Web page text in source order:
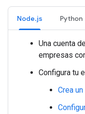
Node.js Python
Una cuenta
empresas
Configura tu
Crea